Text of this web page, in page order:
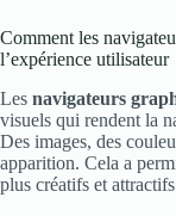
Comment les
l’expérience utilisateur
Les navigateurs
visuels qui rendent la
Des images, des
apparition. Cela a
plus créatifs et